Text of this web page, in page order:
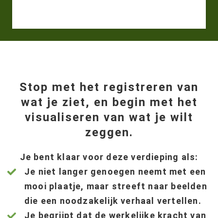
Stop met het registreren van
wat je ziet, en begin met het
visualiseren van wat je wilt
zeggen.
Je bent klaar voor deze verdieping als:
Je niet langer genoegen neemt met een
mooi plaatje, maar streeft naar beelden
die een noodzakelijk verhaal vertellen.
Je begrijpt dat de werkelijke kracht van